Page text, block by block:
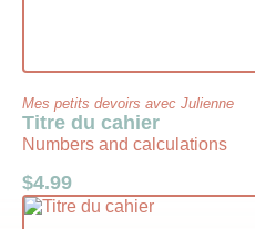
Mes petits devoirs avec Julienne
Titre du cahier
Numbers and calculations
$4.99